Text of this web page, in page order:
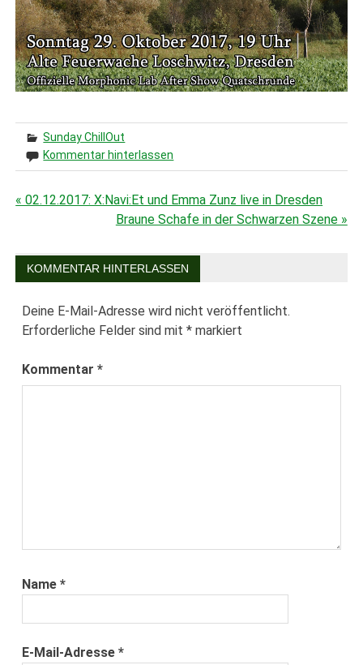
Sunday ChillOut
Kommentar hinterlassen
Beitragsnavigation
« 02.12.2017: X:Navi:Et und Emma Zunz live in Dresden
Braune Schafe in der Schwarzen Szene »
KOMMENTAR HINTERLASSEN
Deine E-Mail-Adresse wird nicht veröffentlicht.
Erforderliche Felder sind mit* markiert
Kommentar*
Name*
E-Mail-Adresse*